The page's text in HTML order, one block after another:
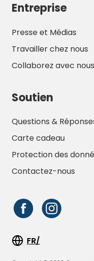
Entreprise
Presse et Médias
Travailler chez nous
Collaborez avec nous
Soutien
Questions &
Carte cadeau
Protection des
Contactez-nous
FR/